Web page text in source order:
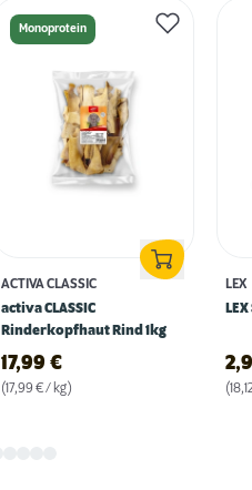
Monoprotein
ACTIVA CLASSIC
activa CLASSIC
Rinderkopfhaut Rind 1kg
17,99 €
(17,99 € / kg)
LEX